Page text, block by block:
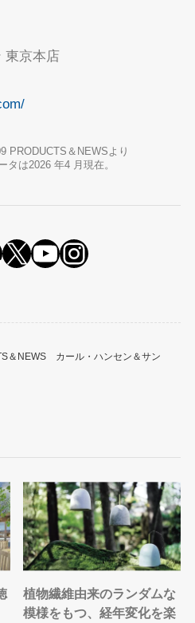
東京本店
PRODUCTS＆NEWSより
タは2026 年4 月現在。
X YouTube
Instagram
＆NEWS カール・ハンセン＆サン
植物繊維由来のランダムな
模様をもつ、経年変化を楽